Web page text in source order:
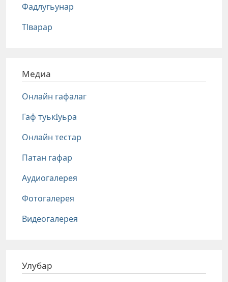
Фадлугьунар
Тlварар
Медиа
Онлайн гафалаг
Гаф туькIуьра
Онлайн тестар
Патан гафар
Аудиогалерея
Фотогалерея
Видеогалерея
Улубар